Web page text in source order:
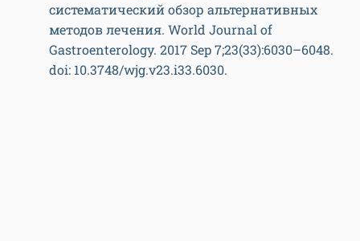
систематический обзор альтернативных
методов лечения. World Journal of
Gastroenterology. 2017 Sep 7;23(33):6030–6048.
doi: 10.3748/wjg.v23.i33.6030.